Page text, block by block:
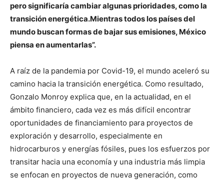
pero significaría cambiar algunas prioridades, como la
transición energética.Mientras todos los países del
mundo buscan formas de bajar sus emisiones, México
piensa en aumentarlas”.
A raíz de la pandemia por Covid-19, el mundo aceleró su
camino hacia la transición energética. Como resultado,
Gonzalo Monroy explica que, en la actualidad, en el
ámbito financiero, cada vez es más difícil encontrar
oportunidades de financiamiento para proyectos de
exploración y desarrollo, especialmente en
hidrocarburos y energías fósiles, pues los esfuerzos por
transitar hacia una economía y una industria más limpia
se enfocan en proyectos de nueva generación, como